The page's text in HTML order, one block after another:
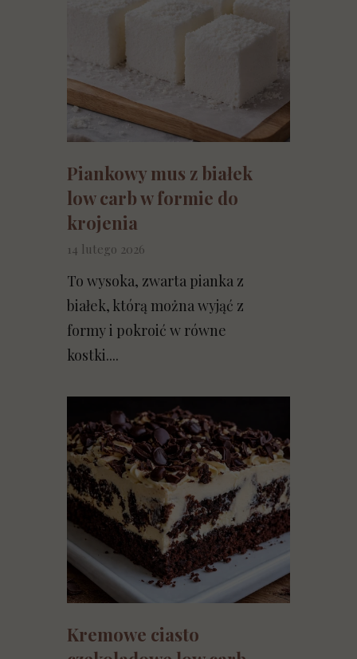
Piankowy mus z białek
low carb w formie do
krojenia
14 lutego 2026
To wysoka, zwarta pianka z
białek, którą można wyjąć z
formy i pokroić w równe
kostki....
Kremowe ciasto